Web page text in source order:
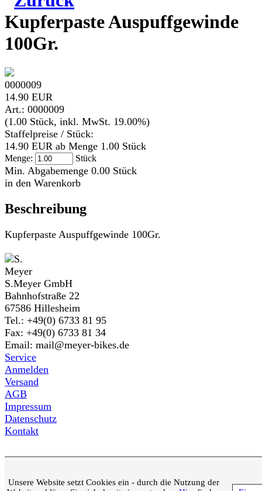
Kupferpaste Auspuffgewinde
100Gr.
0000009
14.90 EUR
Art.: 0000009
(1.00 Stück, inkl. MwSt. 19.00%)
Staffelpreise / Stück:
14.90 EUR ab Menge 1.00 Stück
Menge: Stück
Min. Abgabemenge 0.00 Stück
in den Warenkorb
Beschreibung
Kupferpaste Auspuffgewinde 100Gr.
S.Meyer GmbH
Bahnhofstraße 22
67586 Hillesheim
Tel.: +49(0) 6733 81 95
Fax: +49(0) 6733 81 34
Email: mail@meyer-bikes.de
Service
Anmelden
Versand
AGB
Impressum
Datenschutz
Kontakt
Unsere Website setzt Cookies ein - durch die Nutzung der